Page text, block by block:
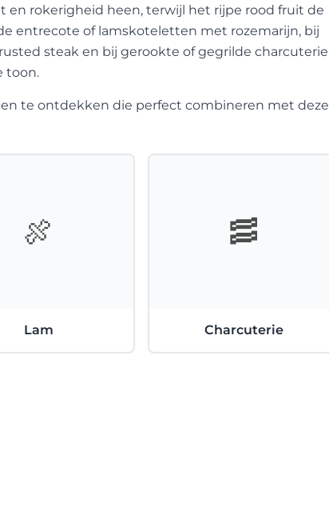
en rokerigheid heen, terwijl het rijpe rood fruit de
entrecote of lamskoteletten met rozemarijn, bij
steak en bij gerookte of gegrilde charcuterie
toon.
te ontdekken die perfect combineren met deze
🍖
Lam
🥓
Charcuterie